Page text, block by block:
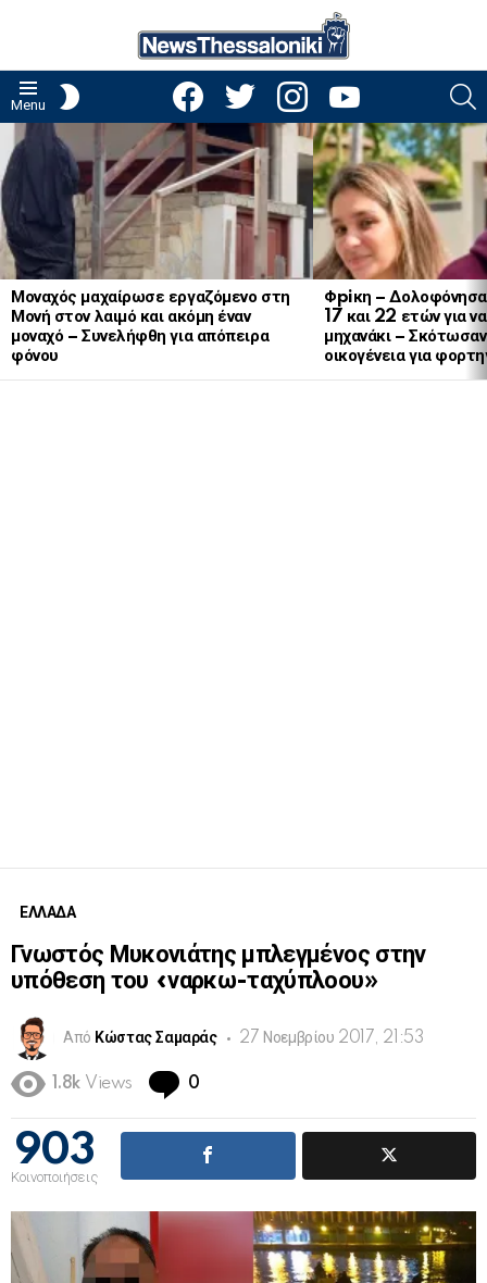
Menu
facebooktwitter instagramyoutube
LATEST
STORIES
Μοναχός μαχαίρωσε εργαζόμενο στη
Μονή στον λαιμό και ακόμη έναν
μοναχό – Συνελήφθη για απόπειρα
φόνου
Φpiκη –
17 και 22 ετών για
μηχανάκι – Σκότωσαν
οικογένεια για
ΕΛΛΑΔΑ
Γνωστός Μυκονιάτης μπλεγμένος στην
υπόθεση του «ναρκω-ταχύπλοου»
Από Κώστας Σαμαράς 27 Νοεμβρίου 2017, 21:53
1.8k Views 0
903
Κοινοποιήσεις